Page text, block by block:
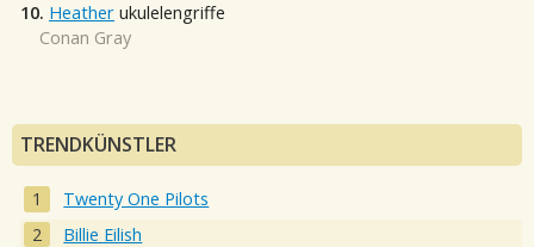
10. Heather ukulelengriffe
Conan Gray
TRENDKÜNSTLER
Twenty One Pilots
Billie Eilish